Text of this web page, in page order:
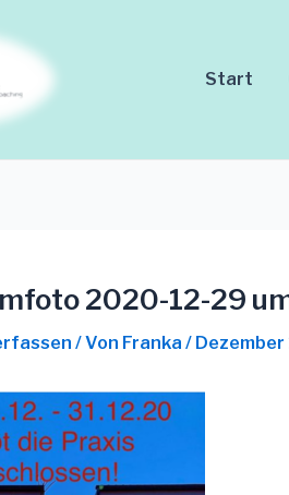
Start
2020-12-29
/ Von Franka / Dezember